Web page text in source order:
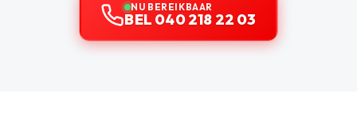
NU BEREIKBAAR
BEL 040 218 22 03